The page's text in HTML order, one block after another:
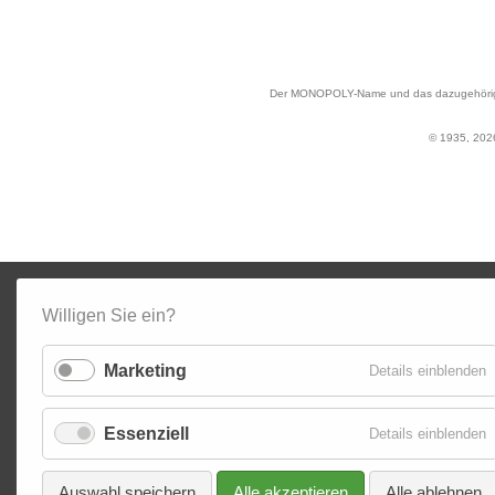
Der MONOPOLY-Name und das
© 1935,
Willigen Sie ein?
Marketing Details einblenden
Essenziell Details einblenden